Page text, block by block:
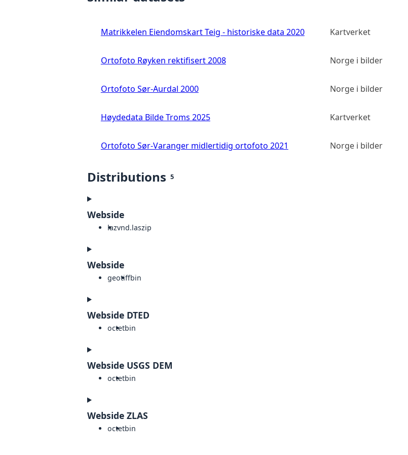
Matrikkelen Eiendomskart Teig - historiske data 2020 Kartverket
Ortofoto Røyken rektifisert 2008 Norge i bilder
Ortofoto Sør-Aurdal 2000 Norge i bilder
Høydedata Bilde Troms 2025 Kartverket
Ortofoto Sør-Varanger midlertidig ortofoto 2021 Norge i bilder
Distributions 5
Webside
lazvnd.laszip
Webside
geotiffbin
Webside DTED
octetbin
Webside USGS DEM
octetbin
Webside ZLAS
octetbin